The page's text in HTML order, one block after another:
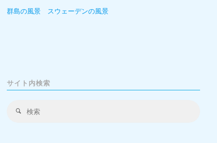
群島の風景 スウェーデンの風景
サイト内検索
検